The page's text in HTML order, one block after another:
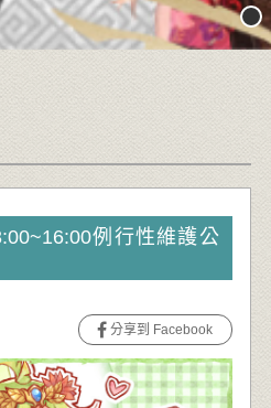
例行性維護公
分享到 Facebook